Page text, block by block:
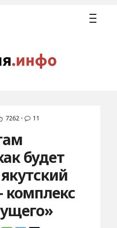
7262 • 11
будет
комплекс